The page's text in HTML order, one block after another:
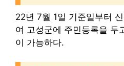
22년 7월 1일 기준일부터
여 고성군에 주민등록을 두
이 가능하다.